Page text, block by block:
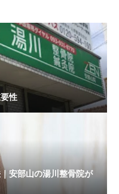
性
安部山の湯川整骨院が